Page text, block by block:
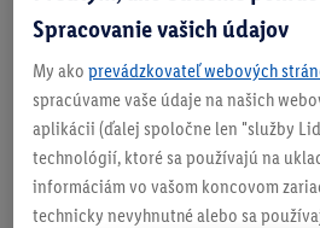
Na stiahnutie
Spracovanie vašich údajov
My ako prevádzkovateľ webových
spracúvame vaše údaje na našich
aplikácii (ďalej spoločne len "služby
technológií, ktoré sa používajú na
informáciám vo vašom koncovom
technicky nevyhnutné alebo sa